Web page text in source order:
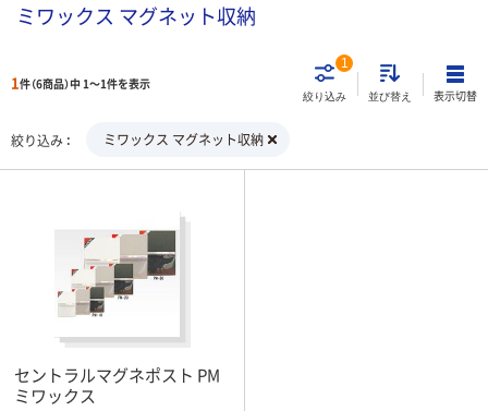
ミワックス マグネット収納
1件（6商品）中 1～1件を表示
絞り込み
1
並び替え 表示切替
絞り込み ミワックス マグネット収納
セントラルマグネポスト PM
ミワックス